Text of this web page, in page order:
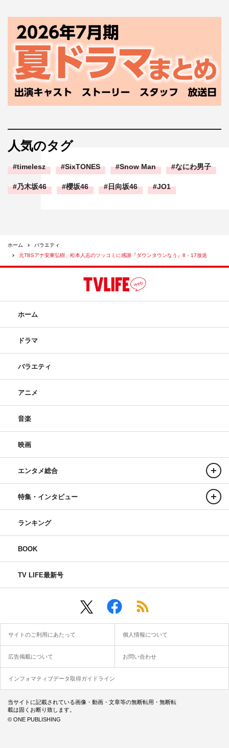
人気のタグ
timelesz SixTONES Snow Man なにわ男子
乃木坂46 櫻坂46 日向坂46 JO1
ホーム
バラエティ
元TBSアナ安東弘樹、松本人志のツッコミに感謝『ダウンタウンなう』8・17放送
ホーム
ドラマ
バラエティ
アニメ
音楽
映画
エンタメ総合
特集・インタビュー
ランキング
BOOK
TV LIFE最新号
サイトのご利用にあたって 個人情報について
広告掲載について お問い合わせ
インフォマティブデータ取得ガイドライン
当サイトに記載されている画像・動画・文章等の無断転用・無断転
載は固くお断り致します。
© ONE PUBLISHING